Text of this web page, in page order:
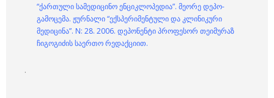
“ქართული სამედიცინო ენციკლოპედია”. მეორე დეპო-
გამოცემა. ჟურნალი “ექსპერიმენტული და კლინიკური
მედიცინა”. N: 28. 2006. დეპონენტი პროფესორ თეიმურაზ
ჩიგოგიძის საერთო რედაქციით.
.